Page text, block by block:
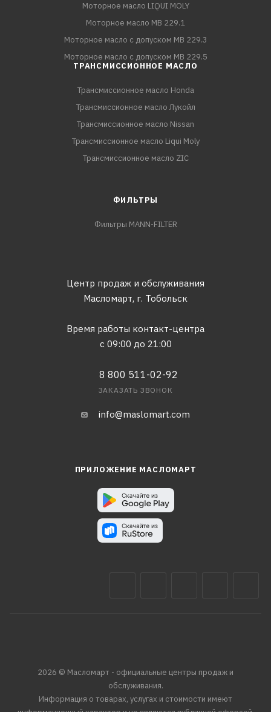
Моторное масло LIQUI MOLY
Моторное масло MB 229.1
Моторное масло с допуском MB 229.3
Моторное масло с допуском MB 229.5
ТРАНСМИССИОННОЕ МАСЛО
Трансмиссионное масло Honda
Трансмиссионное масло Лукойл
Трансмиссионное масло Nissan
Трансмиссионное масло Liqui Moly
Трансмиссионное масло ZIC
ФИЛЬТРЫ
Фильтры MANN-FILTER
Центр продаж и обслуживания
Масломарт, г. Тобольск
Время работы контакт-центра
с 09:00 до 21:00
8 800 511-02-92
ЗАКАЗАТЬ ЗВОНОК
info@maslomart.com
ПРИЛОЖЕНИЕ МАСЛОМАРТ
2026 © Масломарт - официальные центры продаж и
обслуживания.
Информация о товарах, услугах и стоимости имеют